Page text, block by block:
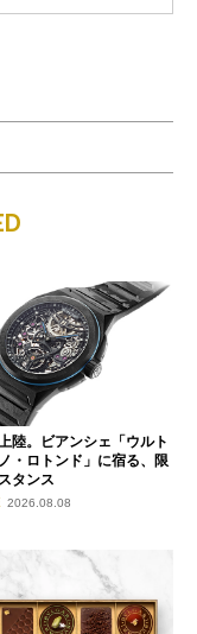
陸。ビアンシェ「ウルト
・ロトンド」に宿る、限
タンス
2026.08.08